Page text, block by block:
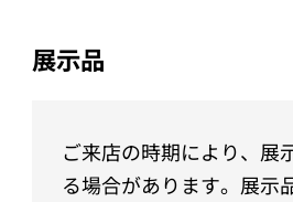
展示品
ご来店の時期により、展
る場合があります。展示